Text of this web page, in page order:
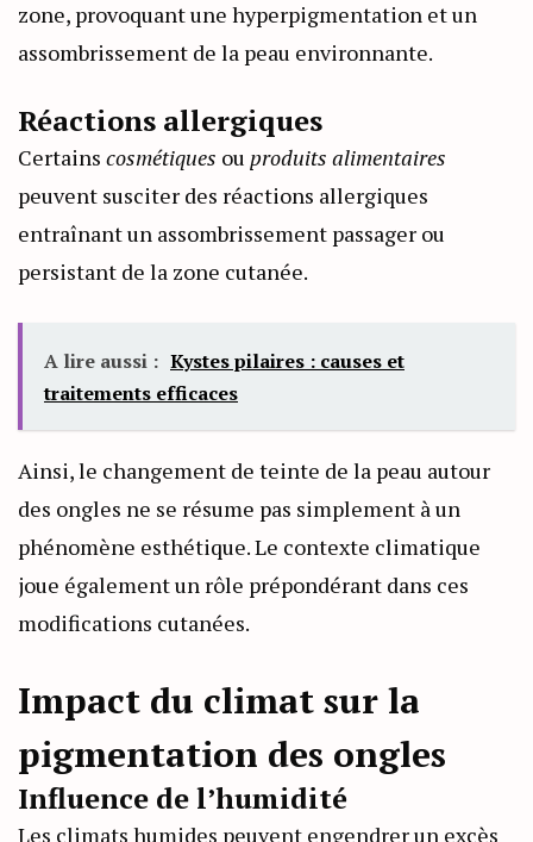
zone, provoquant une hyperpigmentation et un
assombrissement de la peau environnante.
Réactions allergiques
Certains cosmétiques ou produits alimentaires
peuvent susciter des réactions allergiques
entraînant un assombrissement passager ou
persistant de la zone cutanée.
A lire aussi : Kystes pilaires : causes et
traitements efficaces
Ainsi, le changement de teinte de la peau autour
des ongles ne se résume pas simplement à un
phénomène esthétique. Le contexte climatique
joue également un rôle prépondérant dans ces
modifications cutanées.
Impact du climat sur la
pigmentation des ongles
Influence de l’humidité
Les climats humides peuvent engendrer un excès